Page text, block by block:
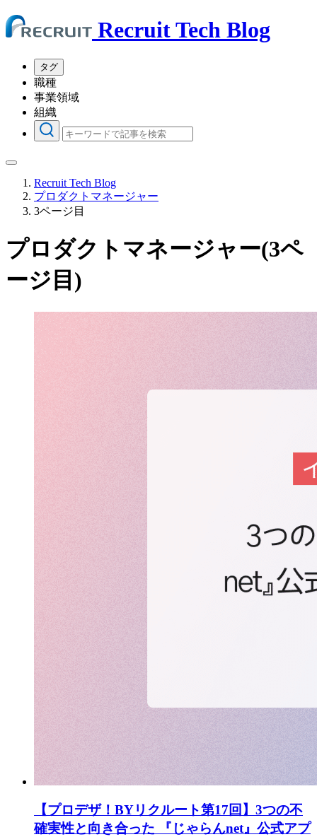
Recruit Tech Blog
タグ
職種
事業領域
組織
Recruit Tech Blog
プロダクトマネージャー
3ページ目
プロダクトマネージャー(3ペ
ージ目)
【プロデザ！BYリクルート第17回】3つの不
確実性と向き合った 『じゃらんnet』公式アプ